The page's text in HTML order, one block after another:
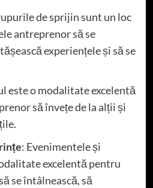
de sprijin sunt un loc
antreprenor să se
experiențele și să se
este o modalitate excelentă
să învețe de la alții și
: Evenimentele și
excelentă pentru
se întâlnească, să